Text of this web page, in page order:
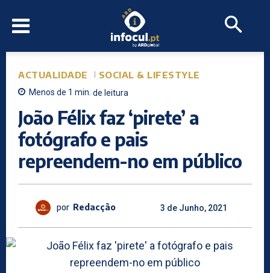
ACTUALIDADE SOCIAL & LIFESTYLE
Menos de 1 min. de leitura
João Félix faz ‘pirete’ a
fotógrafo e pais
repreendem-no em público
por Redacção 3 de Junho, 2021